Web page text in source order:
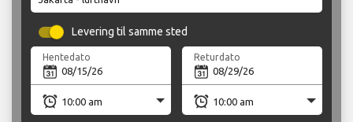
Levering til samme sted
Hentedato Returdato